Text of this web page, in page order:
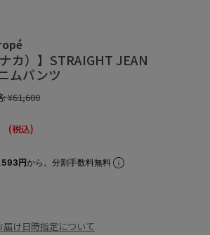
カ）】STRAIGHT JEAN
ムパンツ
:¥61,600
(税込)
円から。分割手数料無料
け日時指定について